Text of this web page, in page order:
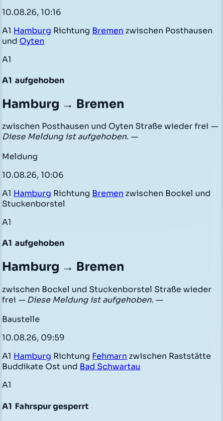
10.08.26, 10:16
A1 Hamburg Richtung Bremen zwischen Posthausen
und Oyten
A1
A1 aufgehoben
Hamburg → Bremen
zwischen Posthausen und Oyten Straße wieder frei —
Diese Meldung ist aufgehoben. —
Meldung
10.08.26, 10:06
A1 Hamburg Richtung Bremen zwischen Bockel und
Stuckenborstel
A1
A1 aufgehoben
Hamburg → Bremen
zwischen Bockel und Stuckenborstel Straße wieder
frei — Diese Meldung ist aufgehoben. —
Baustelle
10.08.26, 09:59
A1 Hamburg Richtung Fehmarn zwischen Raststätte
Buddikate Ost und Bad Schwartau
A1
A1 Fahrspur gesperrt